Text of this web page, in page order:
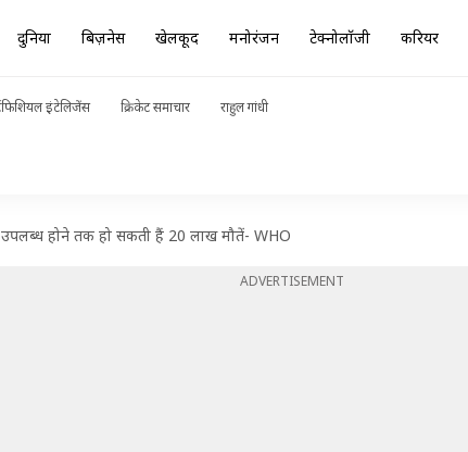
दुनिया बिज़नेस खेलकूद मनोरंजन टेक्नोलॉजी करियर
इंटेलिजेंस क्रिकेट समाचार राहुल गांधी
उपलब्ध होने तक हो सकती हैं 20 लाख मौतें- WHO
ADVERTISEMENT